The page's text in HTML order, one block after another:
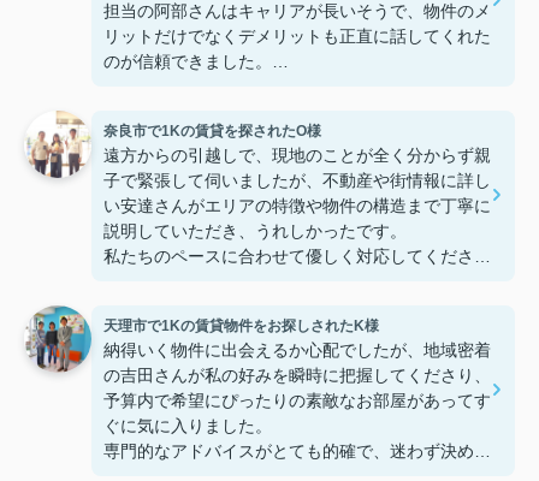
担当の阿部さんはキャリアが長いそうで、物件のメ
リットだけでなくデメリットも正直に話してくれた
のが信頼できました。
す。
奈良市で1Kの賃貸を探されたO様
遠方からの引越しで、現地のことが全く分からず親
子で緊張して伺いましたが、不動産や街情報に詳し
い安達さんがエリアの特徴や物件の構造まで丁寧に
説明していただき、うれしかったです。
私たちのペースに合わせて優しく対応してくださっ
り、感謝しています。安達さん、ありがとうござい
ました！
天理市で1Kの賃貸物件をお探しされたK様
納得いく物件に出会えるか心配でしたが、地域密着
の吉田さんが私の好みを瞬時に把握してくださり、
予算内で希望にぴったりの素敵なお部屋があってす
ぐに気に入りました。
専門的なアドバイスがとても的確で、迷わず決める